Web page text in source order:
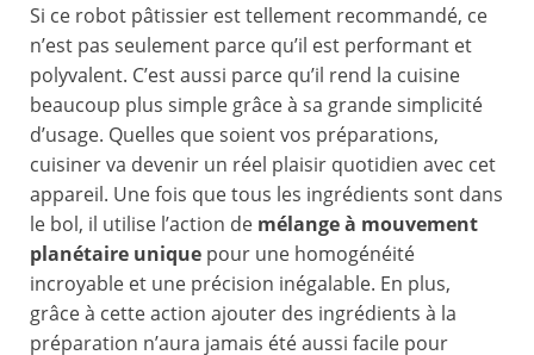
Si ce robot pâtissier est tellement recommandé, ce
n’est pas seulement parce qu’il est performant et
polyvalent. C’est aussi parce qu’il rend la cuisine
beaucoup plus simple grâce à sa grande simplicité
d’usage. Quelles que soient vos préparations,
cuisiner va devenir un réel plaisir quotidien avec cet
appareil. Une fois que tous les ingrédients sont dans
le bol, il utilise l’action de mélange à mouvement
planétaire unique pour une homogénéité
incroyable et une précision inégalable. En plus,
grâce à cette action ajouter des ingrédients à la
préparation n’aura jamais été aussi facile pour